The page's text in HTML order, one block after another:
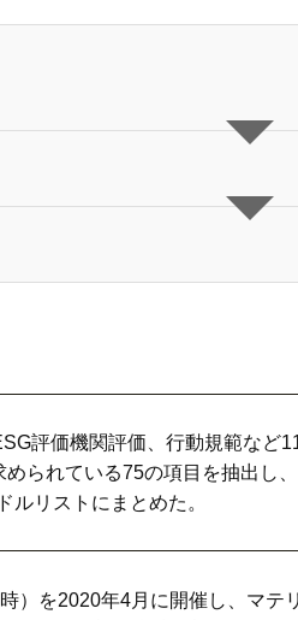
評価機関評価、行動規範など
められている75の項目を抽出し
ルリストにまとめた。
）を2020年4月に開催し、マテ